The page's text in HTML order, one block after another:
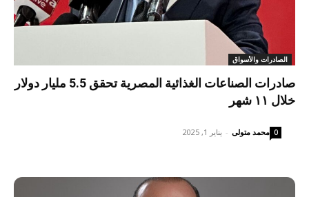
الصادرات والأسواق
صادرات الصناعات الغذائية المصرية تحقق 5.5 مليار دولار
خلال ١١ شهر
محمد متولى - يناير 1, 2025 0